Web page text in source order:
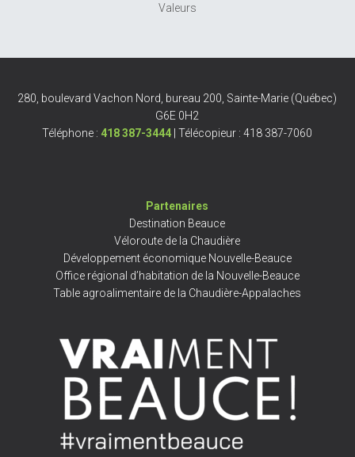
Valeurs
280, boulevard Vachon Nord, bureau 200, Sainte-Marie (Québec)
G6E 0H2
Téléphone : 418 387-3444 | Télécopieur : 418 387-7060
Partenaires
Destination Beauce
Véloroute de la Chaudière
Développement économique Nouvelle-Beauce
Office régional d’habitation de la Nouvelle-Beauce
Table agroalimentaire de la Chaudière-Appalaches